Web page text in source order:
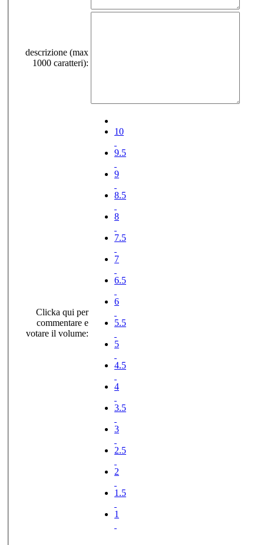
descrizione (max
1000 caratteri):
Clicka qui per
commentare e
votare il volume:
10
9.5
9
8.5
8
7.5
7
6.5
6
5.5
5
4.5
4
3.5
3
2.5
2
1.5
1